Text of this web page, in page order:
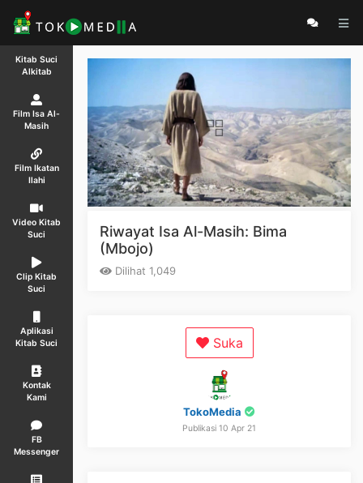
Kitab Suci
Alkitab
Film Isa Al-
Masih
Film Ikatan
Ilahi
Video Kitab
Suci
Clip Kitab
Suci
Aplikasi
Kitab Suci
Kontak
Kami
FB
Messenger
Riwayat Isa Al-Masih: Bima
(Mbojo)
Dilihat 1,049
Suka
TokoMedia
Publikasi 10 Apr 21